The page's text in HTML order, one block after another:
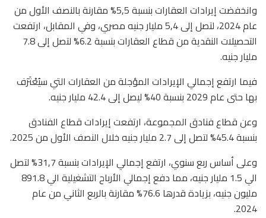
وانخفضت إيرادات العقارات بنسبة 5,5% مقارنة بالنصف الأول من
عام 2024، لتصل إلى 5,4 مليار جنيه مصري، وفي المقابل، ارتفعت
التحصيلات النقدية من قطاع العقارات بنسبة 6.2% لتصل إلى 7.8
مليار جنيه.
فيما ارتفع إجمالي الإيرادات المؤجلة من العقارات التي سيُعْتَرَف
بها حتى عام 2029 بنسبة 40% ليصل إلى 42.4 مليار جنيه.
وعن قطاع فنادق المجموعة، ارتفعت إيرادات قطاع الفنادق
بنسبة 45.4% لتصل إلى 2.7 مليار جنيه خلال النصف الأول من 2025.
وعلى أساس ربع سنوي، ارتفع إجمالي الإيرادات بنسبة 31,7% لتصل
الي 1.5 مليار جنيه، مما دفع إجمالي الأرباح التشغيلية الي 891.8
مليون جنيه، بزيادة قدرها 76.6% مقارنة بالربع الثاني من عام
2024.